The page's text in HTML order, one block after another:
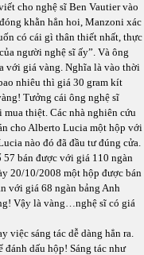
cho nghệ sĩ Ben Vautier vào
khằn hẳn hoi, Manzoni xác
có cái gì thân thiết nhất, thực
người nghệ sĩ ấy”. Và ông
với giá vàng. Nghĩa là vào thời
nhiêu thì giá 30 gram kít
Tưởng cái ông nghệ sĩ
thiệt. Các nhà nghiên cứu
cho Alberto Lucia một hộp với
nào đó đã đầu tư đúng cửa.
57 bán được với giá 110 ngàn
20/10/2008 một hộp được bán
với giá 68 ngàn bảng Anh
Vậy là vàng…nghệ sĩ có giá
việc sáng tác dễ dàng hẳn ra.
dấu hộp! Sáng tác như